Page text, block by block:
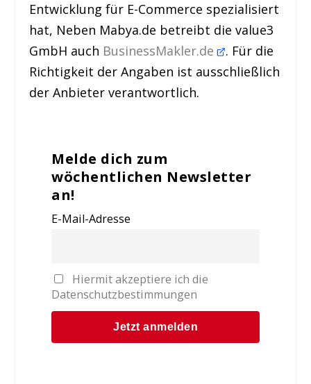
Entwicklung für E-Commerce spezialisiert
hat, Neben Mabya.de betreibt die value3
GmbH auch BusinessMakler.de . Für die
Richtigkeit der Angaben ist ausschließlich
der Anbieter verantwortlich.
Melde dich zum
wöchentlichen Newsletter
an!
E-Mail-Adresse
Hiermit akzeptiere ich die
Datenschutzbestimmungen